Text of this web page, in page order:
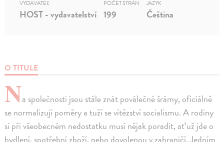
O TITULE
Na společnosti jsou stále znát poválečné šrámy, oficiálně
se normalizují poměry a tuží se vítězství socialismu. A rodiny
si při všeobecném nedostatku musí nějak poradit, ať už jde o
bydlení, spotřební zboží, nebo dovolenou v zahraničí. Jedním
VYDAVATEĽ
HOST - vydavatelství
POČET STRÁN
199
JAZYK
Čeština